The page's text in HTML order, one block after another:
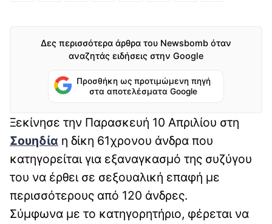
Δες περισσότερα άρθρα του Newsbomb όταν
αναζητάς ειδήσεις στην Google
Προσθήκη ως προτιμώμενη πηγή
στα αποτελέσματα Google
Ξεκίνησε την Παρασκευή 10 Απριλίου στη
Σουηδία η δίκη 61χρονου άνδρα που
κατηγορείται για εξαναγκασμό της συζύγου
του να έρθει σε σεξουαλική επαφή με
περισσότερους από 120 άνδρες.
Σύμφωνα με το κατηγορητήριο, φέρεται να